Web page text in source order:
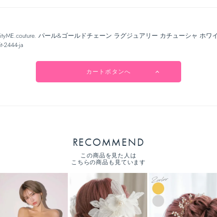
パール&ゴールドチェーン ラグジュアリー カチューシャ ホワ
2444-ja
カートボタンへ
RECOMMEND
この商品を見た人は
こちらの商品も見ています